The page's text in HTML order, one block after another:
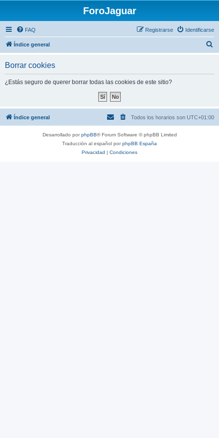
ForoJaguar
FAQ Identificarse
Registrarse
Índice general
Borrar cookies
¿Estás seguro de querer borrar todas las cookies de este sitio?
Índice general Todos los horarios son UTC+01:00
Desarrollado porphpBB® Forum Software © phpBB Limited
Traducción al español porphpBB España
Privacidad | Condiciones